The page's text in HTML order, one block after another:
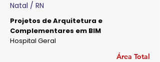
Natal / RN
Projetos de Arquitetura e
Complementares em BIM
Hospital Geral
Área Total